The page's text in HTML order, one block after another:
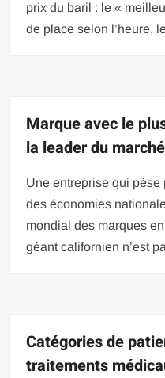
prix du baril : le «
de place selon l’heure,
Marque avec le
la leader du
Une entreprise qui
des économies
mondial des marques
géant californien n’est
Catégories de
traitements